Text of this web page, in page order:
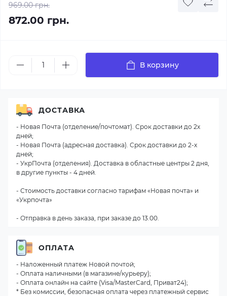
969.00 грн.
872.00 грн.
В корзину
ДОСТАВКА
- Новая Почта (отделение/почтомат). Срок доставки до 2х
дней;
- Новая Почта (адресная доставка). Срок доставки до 2-х
дней;
- УкрПочта (отделения). Доставка в областные центры 2 дня,
в другие пункты - 4 дней.
- Стоимость доставки согласно тарифам «Новая почта» и
«Укрпочта»
- Отправка в день заказа, при заказе до 13.00.
ОПЛАТА
- Наложенный платеж Новой почтой;
- Оплата наличными (в магазине/курьеру);
- Оплата онлайн на сайте (Visa/MasterCard, Приват24);
* Без комиссии, безопасная оплата через платежный сервис